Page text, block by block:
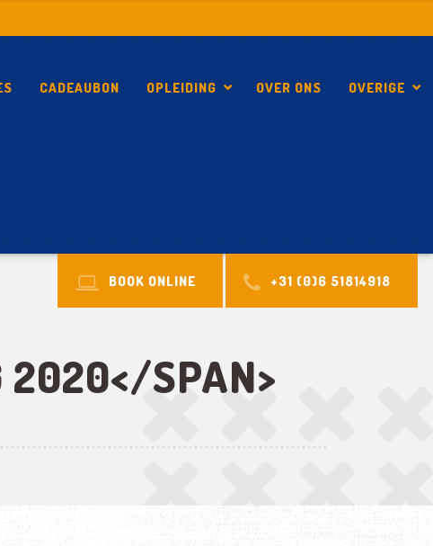
CADEAUBON OPLEIDING OVER ONS OVERIGE
BOOK ONLINE +31 (0)6 51814918
2020</SPAN>